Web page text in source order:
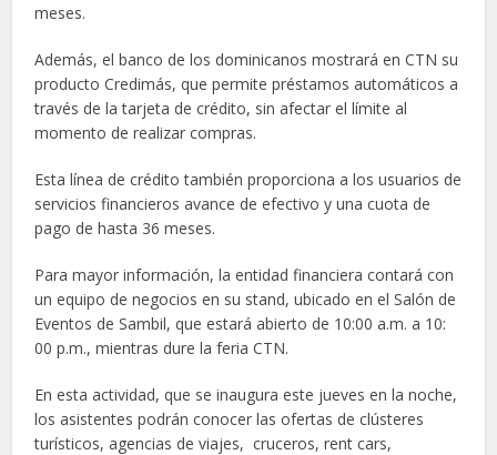
meses.
Además, el banco de los dominicanos mostrará en CTN su
producto Credimás, que permite préstamos automáticos a
través de la tarjeta de crédito, sin afectar el límite al
momento de realizar compras.
Esta línea de crédito también proporciona a los usuarios de
servicios financieros avance de efectivo y una cuota de
pago de hasta 36 meses.
Para mayor información, la entidad financiera contará con
un equipo de negocios en su stand, ubicado en el Salón de
Eventos de Sambil, que estará abierto de 10:00 a.m. a 10:
00 p.m., mientras dure la feria CTN.
En esta actividad, que se inaugura este jueves en la noche,
los asistentes podrán conocer las ofertas de clústeres
turísticos, agencias de viajes, cruceros, rent cars,